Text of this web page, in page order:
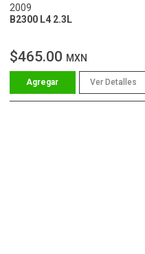
2009
B2300 L4 2.3L
$465.00 MXN
Ver Detalles